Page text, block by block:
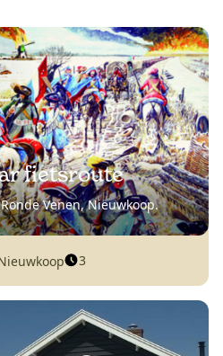
fietsroute
Venen, Nieuwkoop.
3